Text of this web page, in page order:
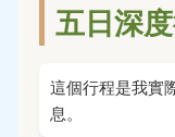
五日深
這個行程是我實
息。